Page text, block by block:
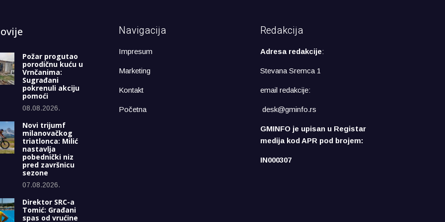
Požar progutao
porodičnu kuću u
Vrnčanima:
Sugrađani
pokrenuli akciju
pomoći
08.08.2026.
Novi trijumf
milanovačkog
triatlonca: Milić
nastavlja
pobednički niz
pred završnicu
sezone
07.08.2026.
Direktor SRC-a
Tomić: Građani
spas od vrućine
Navigacija
Impresum
Marketing
Kontakt
Početna
Redakcija
Adresa redakcije:
Stevana Sremca 1
email redakcije:
desk@gminfo.rs
GMINFO je upisan u Registar
medija kod APR pod brojem:
IN000307